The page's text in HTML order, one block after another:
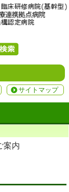
サイトマップ
案内